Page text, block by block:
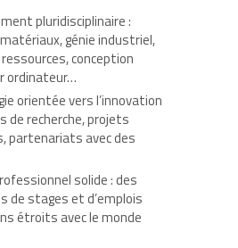
pluridisciplinaire :
génie industriel,
conception
ordinateur…
orientée vers l’innovation
de recherche, projets
partenariats avec des
solide : des
de stages et d’emplois
étroits avec le monde